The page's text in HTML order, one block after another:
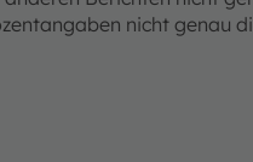
nicht genau